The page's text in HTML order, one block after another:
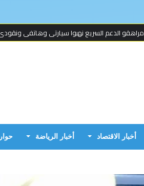
مراهقو الدعم السريع نهبوا سيارتي وهاتفي
أخبار الاقتصاد أخبار الرياضة